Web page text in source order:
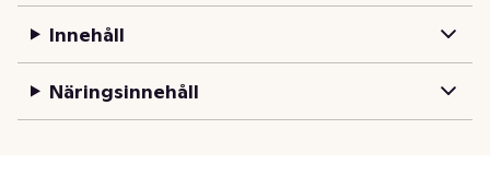
Innehåll
Näringsinnehåll